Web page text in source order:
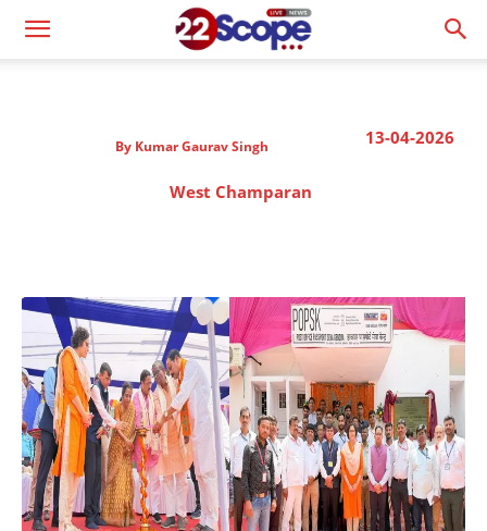
13-04-2026
By Kumar Gaurav Singh
West Champaran